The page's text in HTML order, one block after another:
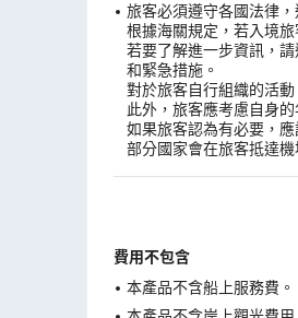
旅客必須遵守各國法律
根據海關規定，若入境
若要了解進一步資訊，
和緊急措施。
對於旅客自行組織的活
此外，旅客應考慮自身
如果旅客認為有必要，
部分國家會在旅客抵達
費用不包含
本產品不含船上服務費。